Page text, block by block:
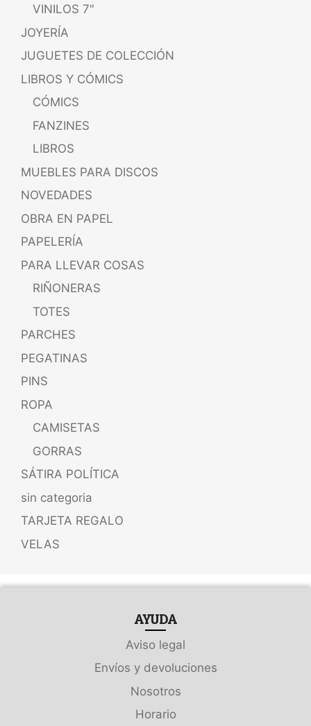
VINILOS 7"
JOYERÍA
JUGUETES DE COLECCIÓN
LIBROS Y CÓMICS
CÓMICS
FANZINES
LIBROS
MUEBLES PARA DISCOS
NOVEDADES
OBRA EN PAPEL
PAPELERÍA
PARA LLEVAR COSAS
RIÑONERAS
TOTES
PARCHES
PEGATINAS
PINS
ROPA
CAMISETAS
GORRAS
SÁTIRA POLÍTICA
sin categoria
TARJETA REGALO
VELAS
AYUDA
Aviso legal
Envíos y devoluciones
Nosotros
Horario